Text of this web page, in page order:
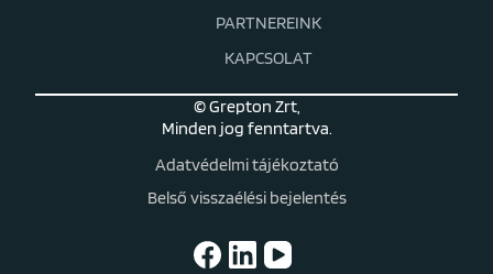
PARTNEREINK
KAPCSOLAT
© Grepton Zrt,
Minden jog fenntartva.
Adatvédelmi tájékoztató
Belső visszaélési bejelentés